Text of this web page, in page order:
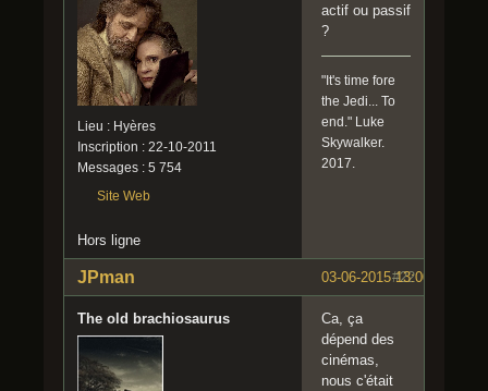
Lieu : Hyères
Inscription : 22-10-2011
Messages : 5 754
Site Web
actif ou passif
?
"It's time fore
the Jedi... To
end." Luke
Skywalker.
2017.
Hors ligne
#22
03-06-2015 13:00:15
JPman
The old brachiosaurus
Ca, ça
dépend des
cinémas,
nous c'était